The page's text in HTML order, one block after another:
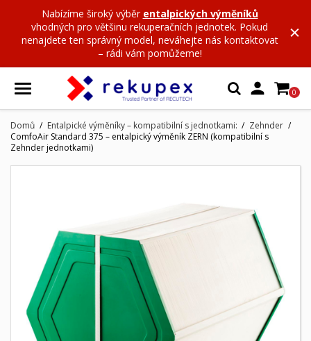
Nabízíme široký výběr entalpických výměníků
vhodných pro většinu rekuperačních jednotek. Pokud
nenajdete ten správný model, neváhejte nás kontaktovat
– rádi vám pomůžeme!
 0
Domů Entalpické výměníky – kompatibilní s jednotkami:
Zehnder
ComfoAir Standard 375 – entalpický výměník ZERN (kompatibilní s
Zehnder jednotkami)